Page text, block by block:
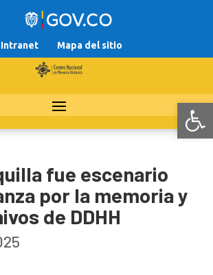
Intranet Mapa del sitio
fue escenario
por la memoria y
de DDHH